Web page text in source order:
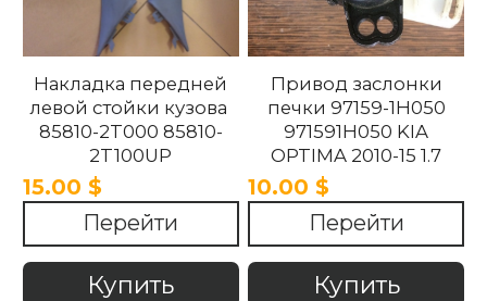
Накладка передней
левой стойки кузова
85810-2T000 85810-
2T100UP
858102T100UP
858102T000 Kia
Optima 2010 -2015.
15.00 $
Перейти
Купить
Привод заслонки
печки 97159-1H050
971591H050 KIA
OPTIMA 2010-15 1.7
10.00 $
Перейти
Купить